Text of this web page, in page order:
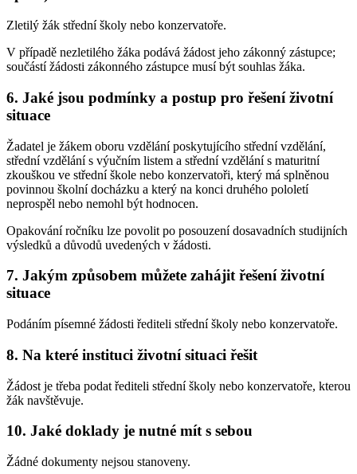
Zletilý žák střední školy nebo konzervatoře.
V případě nezletilého žáka podává žádost jeho zákonný zástupce;
součástí žádosti zákonného zástupce musí být souhlas žáka.
6. Jaké jsou podmínky a postup pro řešení životní
situace
Žadatel je žákem oboru vzdělání poskytujícího střední vzdělání,
střední vzdělání s výučním listem a střední vzdělání s maturitní
zkouškou ve střední škole nebo konzervatoři, který má splněnou
povinnou školní docházku a který na konci druhého pololetí
neprospěl nebo nemohl být hodnocen.
Opakování ročníku lze povolit po posouzení dosavadních studijních
výsledků a důvodů uvedených v žádosti.
7. Jakým způsobem můžete zahájit řešení životní
situace
Podáním písemné žádosti řediteli střední školy nebo konzervatoře.
8. Na které instituci životní situaci řešit
Žádost je třeba podat řediteli střední školy nebo konzervatoře, kterou
žák navštěvuje.
10. Jaké doklady je nutné mít s sebou
Žádné dokumenty nejsou stanoveny.